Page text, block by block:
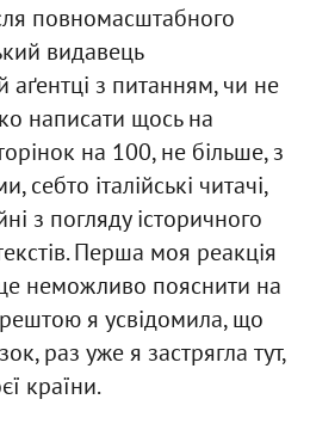
повномасштабного
видавець
аґентці з питанням, чи не
написати щось на
на 100, не більше, з
італійські читачі,
з погляду історичного
Перша моя реакція
неможливо пояснити на
я усвідомила, що
раз уже я застрягла тут,
країни.